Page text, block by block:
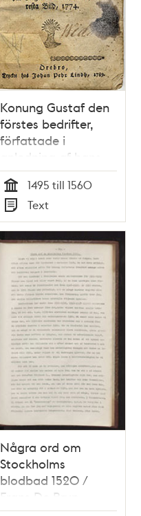
Konung Gustaf den
förstes bedrifter,
författade i
anledning af hans
på Riddarhus-torget
i Stockholm upresta
bild, 1774 / Jonas
Hallström
Tid
1495 till 1560
Typ
Text
Några ord om
Stockholms
blodbad 1520 /
Frans De Brun